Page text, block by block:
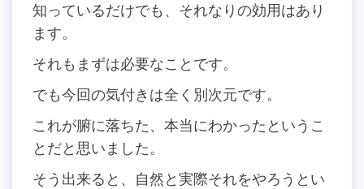
知っているだけでも、それなりの効用はあり
ます。
それもまずは必要なことです。
でも今回の気付きは全く別次元です。
これが腑に落ちた、本当にわかったというこ
とだと思いました。
そう出来ると、自然と実際それをやろうとい